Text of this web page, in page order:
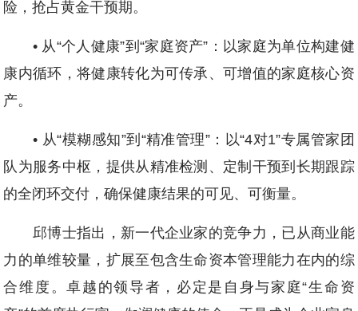
险，抢占黄金干预期。
• 从“个人健康”到“家庭资产”：以家庭为单位构建健
康内循环，将健康转化为可传承、可增值的家庭核心资
产。
• 从“模糊感知”到“精准管理”：以“4对1”专属管家团
队为服务中枢，提供从精准检测、定制干预到长期跟踪
的全闭环交付，确保健康结果的可见、可衡量。
邱博士指出，新一代企业家的竞争力，已从商业能
力的单维较量，扩展至包含生命资本管理能力在内的综
合维度。卓越的领导者，必定是自身与家庭“生命资